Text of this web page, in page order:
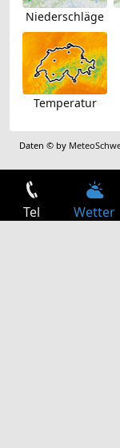
Niederschläge
Temperatur
Daten © by
Tel Wetter